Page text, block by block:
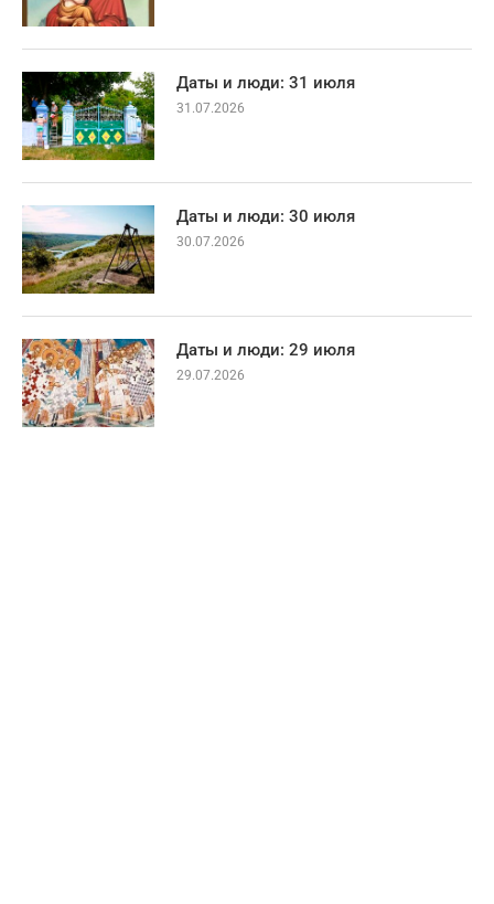
Даты и люди: 31 июля
31.07.2026
Даты и люди: 30 июля
30.07.2026
Даты и люди: 29 июля
29.07.2026